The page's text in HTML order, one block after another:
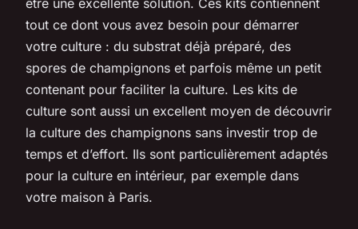
tout ce dont vous avez besoin pour démarrer
votre culture : du substrat déjà préparé, des
spores de champignons et parfois même un petit
contenant pour faciliter la culture. Les kits de
culture sont aussi un excellent moyen de découvrir
la culture des champignons sans investir trop de
temps et d’effort. Ils sont particulièrement adaptés
pour la culture en intérieur, par exemple dans
votre maison à Paris.